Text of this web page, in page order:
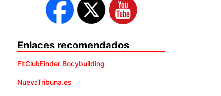
Enlaces recomendados
FitClubFinder Bodybuilding
NuevaTribuna.es